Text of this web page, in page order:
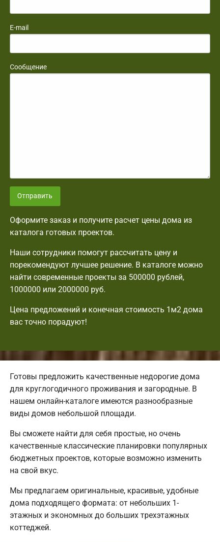
E-mail
Сообщение
Отправить
Оформите заказ и получите расчет цены дома из
каталога готовых проектов.
Наши сотрудники помогут рассчитать цену и
порекомендуют лучшее решение. В каталоге можно
найти современные проекты за 500000 рублей,
1000000 или 2000000 руб.
Цена предложений и конечная стоимость 1м2 дома
вас точно порадуют!
Готовы предложить качественные недорогие дома
для круглогодичного проживания и загородные. В
нашем онлайн-каталоге имеются разнообразные
виды домов небольшой площади.
Вы сможете найти для себя простые, но очень
качественные классические планировки популярных
бюджетных проектов, которые возможно изменить
на свой вкус.
Мы предлагаем оригинальные, красивые, удобные
дома подходящего формата: от небольших 1-
этажных и экономных до больших трехэтажных
коттеджей.